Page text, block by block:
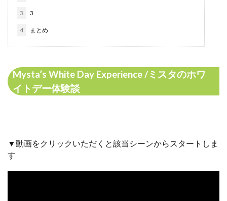
3 3
4 まとめ
Mysta’s White Day Experience /ミスタのホワ
イトデー体験談
▼動画をクリックいただくと該当シーンからスタートしま
す